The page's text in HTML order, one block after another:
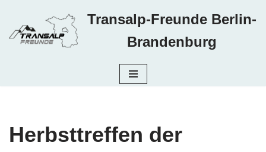
Zum
Inhalt
Transalp-Freunde Berlin-
Brandenburg
Herbsttreffen der